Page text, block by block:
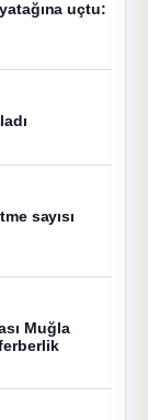
uçtu:
sayısı
Muğla